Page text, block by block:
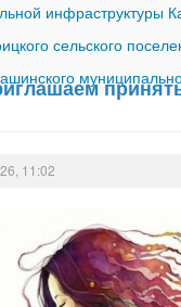
инфраструктуры
сельского
11:02